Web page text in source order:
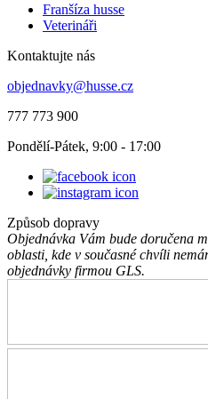
Franšíza husse
Veterináři
Kontaktujte nás
objednavky@husse.cz
777 773 900
Pondělí-Pátek, 9:00 - 17:00
Způsob dopravy
Objednávka Vám bude doručena
oblasti, kde v současné chvíli
objednávky firmou GLS.